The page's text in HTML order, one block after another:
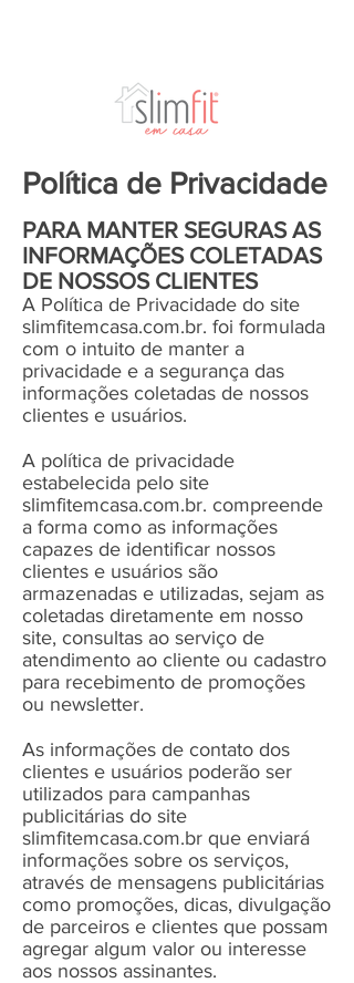
PARA MANTER SEGURAS AS
INFORMAÇÕES COLETADAS
DE NOSSOS CLIENTES
A Política de Privacidade do site
slimfitemcasa.com.br. foi formulada
com o intuito de manter a
privacidade e a segurança das
informações coletadas de nossos
clientes e usuários.
A política de privacidade
estabelecida pelo site
slimfitemcasa.com.br. compreende
a forma como as informações
capazes de identificar nossos
clientes e usuários são
armazenadas e utilizadas, sejam as
coletadas diretamente em nosso
site, consultas ao serviço de
atendimento ao cliente ou cadastro
para recebimento de promoções
ou newsletter.
As informações de contato dos
clientes e usuários poderão ser
utilizados para campanhas
publicitárias do site
slimfitemcasa.com.br que enviará
informações sobre os serviços,
através de mensagens publicitárias
como promoções, dicas, divulgação
de parceiros e clientes que possam
agregar algum valor ou interesse
aos nossos assinantes.
Política de Privacidade